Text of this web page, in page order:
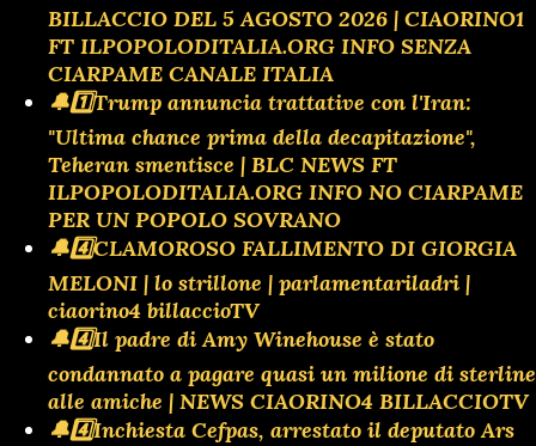
BILLACCIO DEL 5 AGOSTO 2026 | CIAORINO1
FT ILPOPOLODITALIA.ORG INFO SENZA
CIARPAME CANALE ITALIA
🔔1️⃣Trump annuncia trattative con l'Iran:
"Ultima chance prima della decapitazione",
Teheran smentisce | BLC NEWS FT
ILPOPOLODITALIA.ORG INFO NO CIARPAME
PER UN POPOLO SOVRANO
🔔4️⃣CLAMOROSO FALLIMENTO DI GIORGIA
MELONI | lo strillone | parlamentariladri |
ciaorino4 billaccioTV
🔔4️⃣Il padre di Amy Winehouse è stato
condannato a pagare quasi un milione di sterline
alle amiche | NEWS CIAORINO4 BILLACCIOTV
🔔4️⃣Inchiesta Cefpas, arrestato il deputato Ars